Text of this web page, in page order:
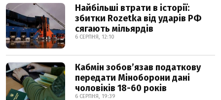
Найбільші втрати в історії:
збитки Rozetka від ударів РФ
сягають мільярдів
6 СЕРПНЯ, 12:10
Кабмін зобовʼязав податкову
передати Міноборони дані
чоловіків 18-60 років
6 СЕРПНЯ, 19:39